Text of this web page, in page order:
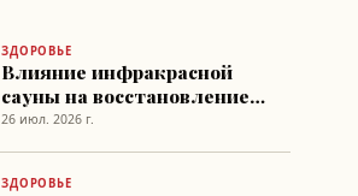
ЗДОРОВЬЕ
Влияние инфракрасной
сауны на восстановление
после тренировок
26 июл. 2026 г.
ЗДОРОВЬЕ